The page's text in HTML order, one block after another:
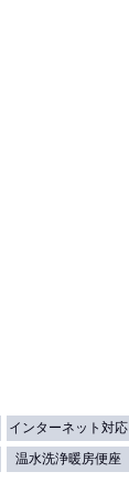
インターネット対応
温水洗浄暖房便座